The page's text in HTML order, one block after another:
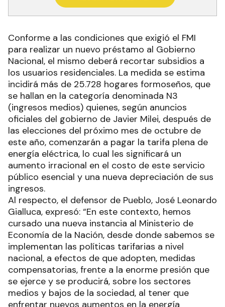
Conforme a las condiciones que exigió el FMI
para realizar un nuevo préstamo al Gobierno
Nacional, el mismo deberá recortar subsidios a
los usuarios residenciales. La medida se estima
incidirá más de 25.728 hogares formoseños, que
se hallan en la categoría denominada N3
(ingresos medios) quienes, según anuncios
oficiales del gobierno de Javier Milei, después de
las elecciones del próximo mes de octubre de
este año, comenzarán a pagar la tarifa plena de
energía eléctrica, lo cual les significará un
aumento irracional en el costo de este servicio
público esencial y una nueva depreciación de sus
ingresos.
Al respecto, el defensor de Pueblo, José Leonardo
Gialluca, expresó: “En este contexto, hemos
cursado una nueva instancia al Ministerio de
Economía de la Nación, desde donde sabemos se
implementan las políticas tarifarias a nivel
nacional, a efectos de que adopten, medidas
compensatorias, frente a la enorme presión que
se ejerce y se producirá, sobre los sectores
medios y bajos de la sociedad, al tener que
enfrentar nuevos aumentos en la energía